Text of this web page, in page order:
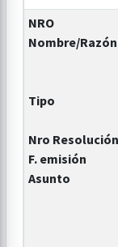
NRO
Nombre/Razón
Tipo
Nro Resolución
F. emisión
Asunto